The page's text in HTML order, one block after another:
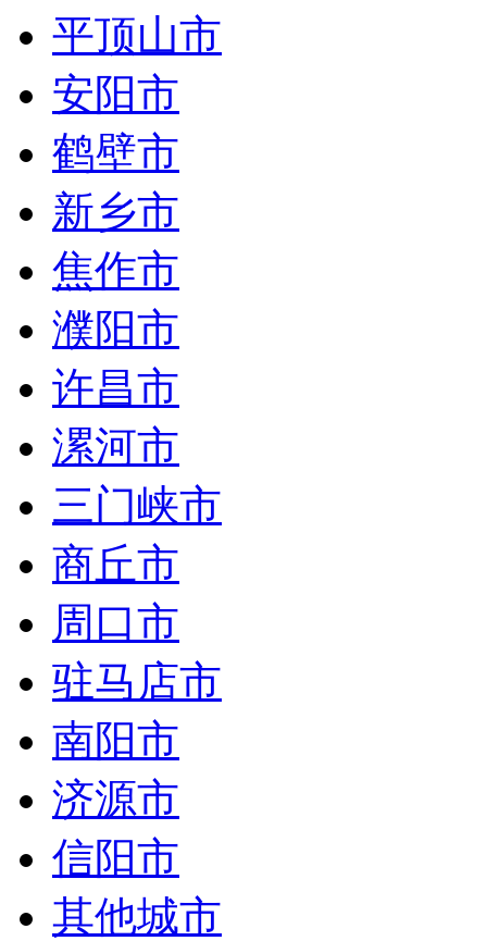
平顶山市
安阳市
鹤壁市
新乡市
焦作市
濮阳市
许昌市
漯河市
三门峡市
商丘市
周口市
驻马店市
南阳市
济源市
信阳市
其他城市